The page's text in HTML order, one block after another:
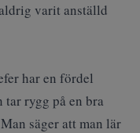
varit anställd
har en fördel
tar rygg på en bra
säger att man lär